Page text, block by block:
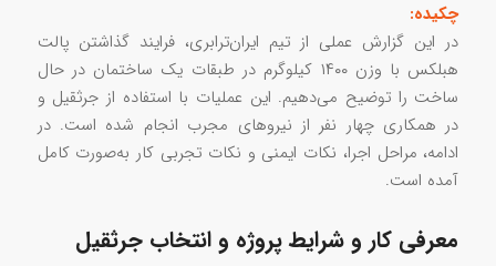
چکیده:
در این گزارش عملی از تیم ایران‌ترابری، فرایند گذاشتن پالت
هبلکس با وزن ۱۴۰۰ کیلوگرم در طبقات یک ساختمان در حال
ساخت را توضیح می‌دهیم. این عملیات با استفاده از جرثقیل و
در همکاری چهار نفر از نیروهای مجرب انجام شده است. در
ادامه، مراحل اجرا، نکات ایمنی و نکات تجربی کار به‌صورت کامل
آمده است.
معرفی کار و شرایط پروژه و انتخاب جرثقیل